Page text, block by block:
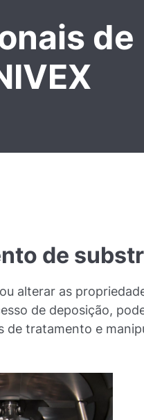
de
de
alterar as
de deposição,
de tratamento e